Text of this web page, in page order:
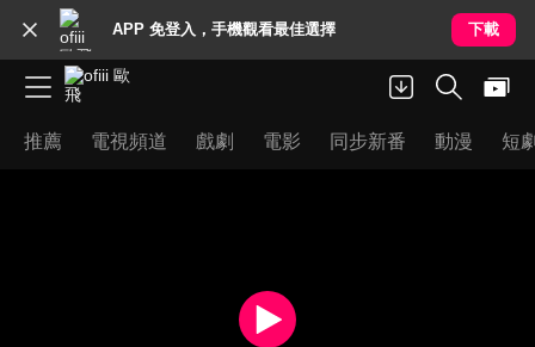
APP 免登入，手機觀看最佳選擇 下載
推薦 電視頻道 戲劇 電影 同步新番 動漫 短